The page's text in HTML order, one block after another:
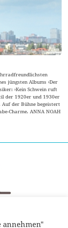
jüngsten Albums ›Der
›Kein Schwein ruft
der 1920er und 1930er
der Bühne begeistert
Charme. ANNA NOAH
annehmen"